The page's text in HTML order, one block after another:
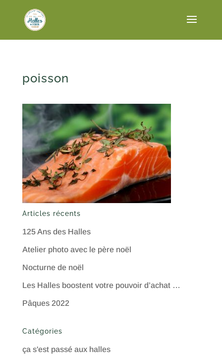
poisson
Articles récents
125 Ans des Halles
Atelier photo avec le père noël
Nocturne de noël
Les Halles boostent votre pouvoir d’achat …
Pâques 2022
Catégories
ça s'est passé aux halles